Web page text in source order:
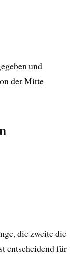
und
der Mitte
die zweite die
entscheidend für